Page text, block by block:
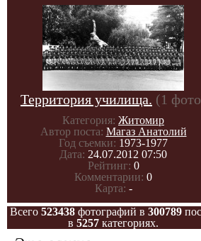
Территория училища. (1
Категория: Житомир
Автор поста: Магаз Анатолий
Год съемки: 1973-1977
Дата: 24.07.2012 07:50
Рейтинг: 0
Комментарии: 0
Карта: -
Всего 523438фотографий в 300789
в 5257 категориях.